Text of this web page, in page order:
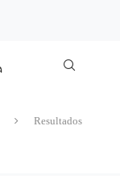
Resultados